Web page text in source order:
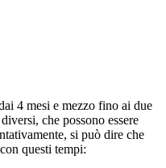
4 mesi e mezzo fino ai due
che possono essere
si può dire che
questi tempi: